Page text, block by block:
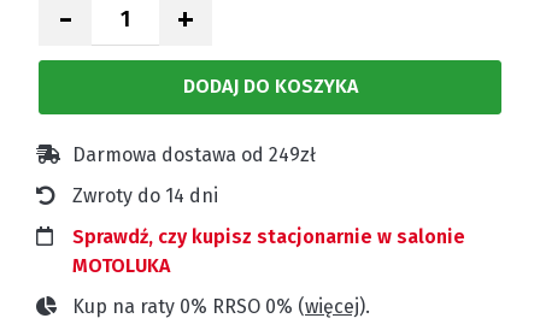
- +
DODAJ DO KOSZYKA
Darmowa dostawa od 249zł
Zwroty do 14 dni
Sprawdź, czy kupisz stacjonarnie w salonie
MOTOLUKA
Kup na raty 0% RRSO 0% (więcej).